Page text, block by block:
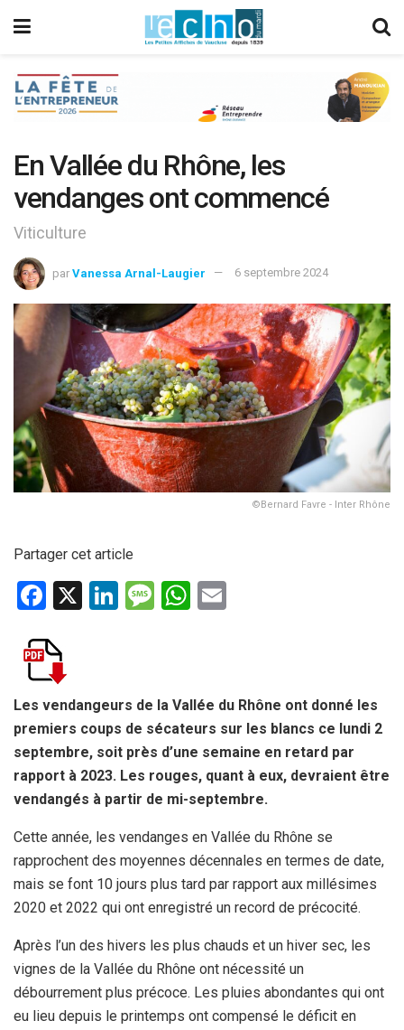
En Vallée du Rhône, les
vendanges ont commencé
Viticulture
par Vanessa Arnal-Laugier 6 septembre 2024
©Bernard Favre - Inter Rhône
Partager cet article
F
ce
b
o
o
k
X
Li
n
M
g
e
W
A
p
p
Les vendangeurs de la Vallée du Rhône ont donné les
premiers coups de sécateurs sur les blancs ce lundi 2
septembre, soit près d’une semaine en retard par
rapport à 2023. Les rouges, quant à eux, devraient être
vendangés à partir de mi-septembre.
Cette année, les vendanges en Vallée du Rhône se
rapprochent des moyennes décennales en termes de date,
mais se font 10 jours plus tard par rapport aux millésimes
2020 et 2022 qui ont enregistré un record de précocité.
Après l’un des hivers les plus chauds et un hiver sec, les
vignes de la Vallée du Rhône ont nécessité un
débourrement plus précoce. Les pluies abondantes qui ont
eu lieu depuis le printemps ont compensé le déficit en